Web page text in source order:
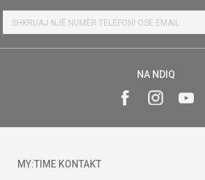
NA NDIQ
MY:TIME KONTAKT